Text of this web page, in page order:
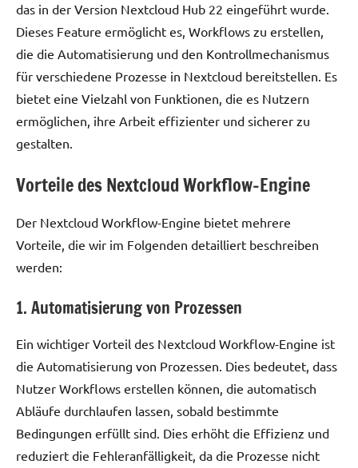
das in der Version Nextcloud Hub 22 eingeführt wurde.
Dieses Feature ermöglicht es, Workflows zu erstellen,
die die Automatisierung und den Kontrollmechanismus
für verschiedene Prozesse in Nextcloud bereitstellen. Es
bietet eine Vielzahl von Funktionen, die es Nutzern
ermöglichen, ihre Arbeit effizienter und sicherer zu
gestalten.
Vorteile des Nextcloud Workflow-Engine
Der Nextcloud Workflow-Engine bietet mehrere
Vorteile, die wir im Folgenden detailliert beschreiben
werden:
1. Automatisierung von Prozessen
Ein wichtiger Vorteil des Nextcloud Workflow-Engine ist
die Automatisierung von Prozessen. Dies bedeutet, dass
Nutzer Workflows erstellen können, die automatisch
Abläufe durchlaufen lassen, sobald bestimmte
Bedingungen erfüllt sind. Dies erhöht die Effizienz und
reduziert die Fehleranfälligkeit, da die Prozesse nicht